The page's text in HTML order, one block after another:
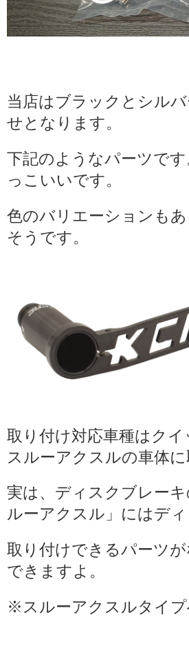
当店はブラックとシル
せとなります。
下記のようなパーツで
っこいいです。
色のバリエーションも
そうです。
取り付け対応車種はク
スルーアクスルの車体
実は、ディスクブレー
ルーアクスル」にはデ
取り付けできるパーツ
できますよ。
※スルーアクスルタイ